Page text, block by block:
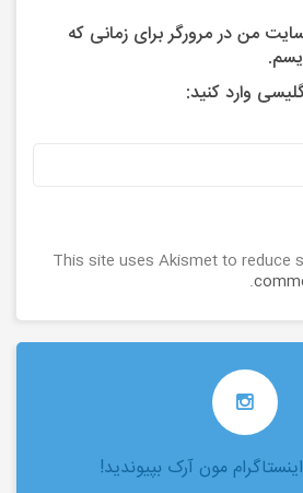
من در مرورگر برای زمانی که
وارد کنید:
This site uses Akismet to reduce
.
مون آرک بپیوندید!